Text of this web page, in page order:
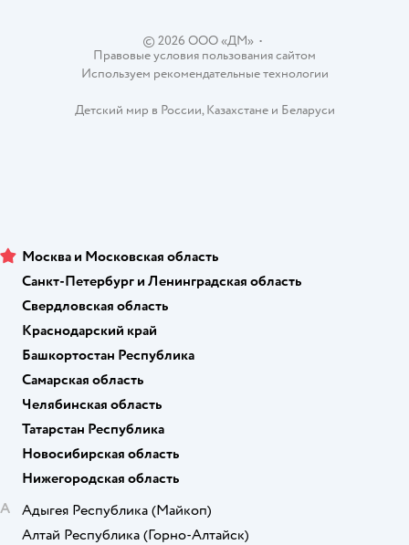
© 2026 ООО «ДМ»•
Правовые условия пользования сайтом
Используем рекомендательные технологии
Детский мир в России,Казахстанеи Беларуси
Москва и Московская область
Санкт-Петербург и Ленинградская область
Свердловская область
Краснодарский край
Башкортостан Республика
Самарская область
Челябинская область
Татарстан Республика
Новосибирская область
Нижегородская область
А
Адыгея Республика (Майкоп)
Алтай Республика (Горно-Алтайск)